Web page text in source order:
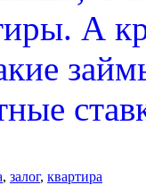
А
, залог, квартира